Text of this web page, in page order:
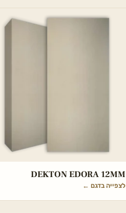
DEKTON EDORA 12MM
לצפייה בדגם ←